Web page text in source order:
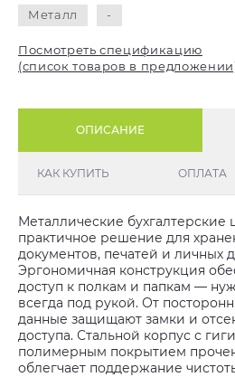
Металл
-
Посмотреть спецификацию
(список товаров в
ОПИСАНИЕ
КАК КУПИТЬ ОПЛАТА
Металлические
практичное решение для
документов, печатей и личных
Эргономичная конструкция
доступ к полкам и папкам —
всегда под рукой. От
данные защищают замки и
доступа. Стальной корпус с
полимерным покрытием
облегчает поддержание